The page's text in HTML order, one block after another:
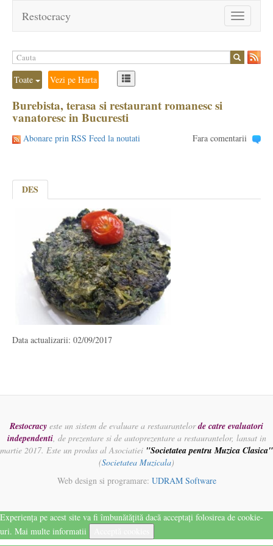
Toggle
navigation
Restocracy
Toate Vezi pe Harta
Burebista, terasa si restaurant romanesc si
vanatoresc in Bucuresti
Abonare prin RSS Feed la noutati Fara comentarii
DES
Data actualizarii: 02/09/2017
Restocracy este un sistem de evaluare a restaurantelorde catre evaluatori
independenti, de prezentare si de autoprezentare a restaurantelor, lansat in
martie 2017. Este un produs al Asociatiei "Societatea pentru Muzica Clasica"
(Societatea Muzicala)
Web design si programare: UDRAM Software
Experiența pe acest site va fi îmbunătățită dacă acceptați folosirea de cookie-
uri. Mai multe informatii